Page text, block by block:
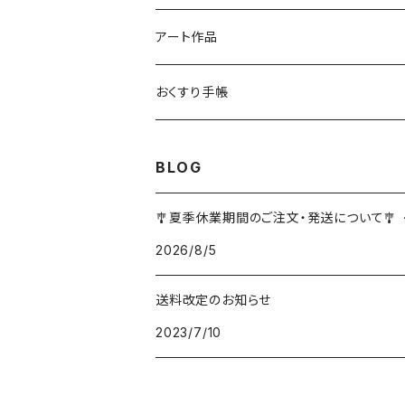
アート作品
おくすり手帳
BLOG
🎐夏季休業期間のご注文・発送について🎐
2026/8/5
送料改定のお知らせ
2023/7/10